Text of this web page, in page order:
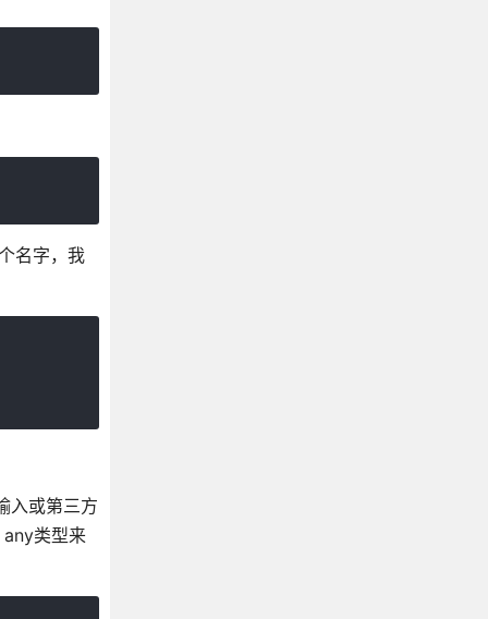
名字，我
入或第三方
类型来